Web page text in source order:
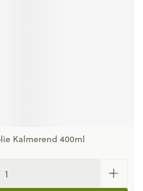
Kalmerend 400ml